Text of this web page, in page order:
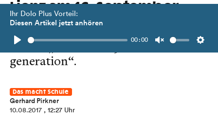
Ihr Dolo Plus Vorteil:
Diesen Artikel jetzt anhören
Play
00:00
Unmute
Lienz am 16. September
Der Videotrailer verrät uns das
Motto: „Best of the 90s - the last
generation“.
Das macht Schule
Gerhard Pirkner
10.08.2017 , 12:27 Uhr